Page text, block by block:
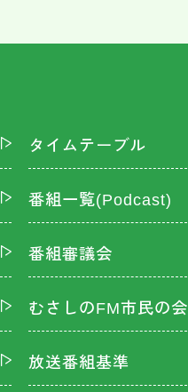
タイムテーブル
番組一覧(Podcast)
番組審議会
むさしのFM市民の会
放送番組基準